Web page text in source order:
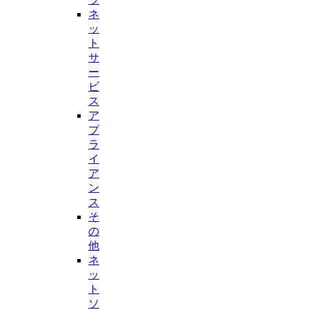
ネ
ッ
ト
サ
ー
ビ
ス
ア
プ
ラ
イ
ア
ン
ス
そ
の
他
ネ
ッ
ト
ソ